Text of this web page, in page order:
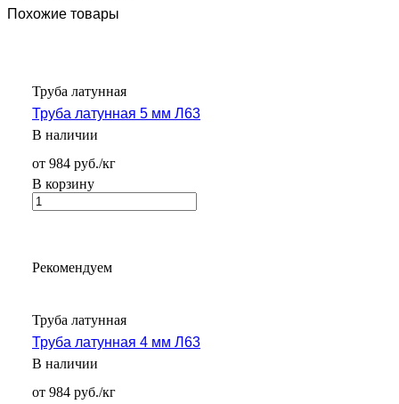
Похожие товары
Труба латунная
Труба латунная 5 мм Л63
В наличии
от 984 руб./кг
В корзину
Рекомендуем
Труба латунная
Труба латунная 4 мм Л63
В наличии
от 984 руб./кг